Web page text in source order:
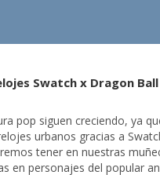
Swatch x Dragon
pop siguen creciendo, ya
urbanos gracias a
tener en nuestras
en personajes del popular